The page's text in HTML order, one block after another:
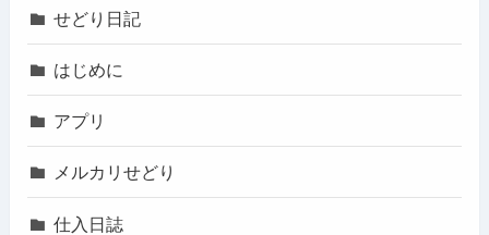
せどり日記
はじめに
アプリ
メルカリせどり
仕入日誌